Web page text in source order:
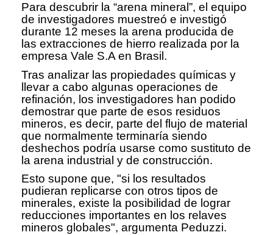
Para descubrir la “arena mineral”, el equipo
de investigadores muestreó e investigó
durante 12 meses la arena producida de
las extracciones de hierro realizada por la
empresa Vale S.A en Brasil.
Tras analizar las propiedades químicas y
llevar a cabo algunas operaciones de
refinación, los investigadores han podido
demostrar que parte de esos residuos
mineros, es decir, parte del flujo de material
que normalmente terminaría siendo
deshechos podría usarse como sustituto de
la arena industrial y de construcción.
Esto supone que, "si los resultados
pudieran replicarse con otros tipos de
minerales, existe la posibilidad de lograr
reducciones importantes en los relaves
mineros globales", argumenta Peduzzi.